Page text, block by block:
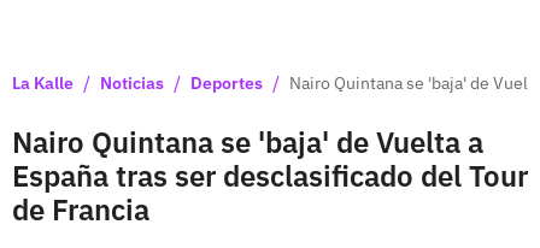
La Kalle / Noticias / Deportes / Nairo Quintana se 'baja' de
Nairo Quintana se 'baja' de Vuelta a
España tras ser desclasificado del Tour
de Francia